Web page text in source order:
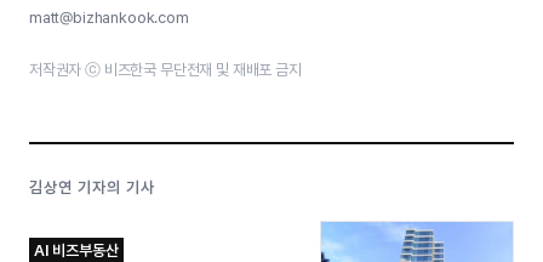
matt@bizhankook.com
저작권자 ⓒ 비즈한국 무단전재 및 재배포 금지
김상연 기자의 기사
AI 비즈부동산